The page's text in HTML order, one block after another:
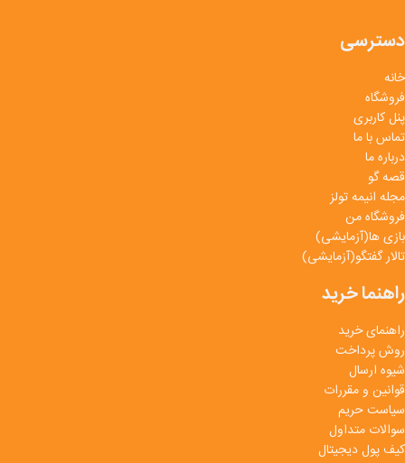
دسترسی
خانه
فروشگاه
پنل کاربری
تماس با ما
درباره ما
قصه گو
مجله انیمه تولز
فروشگاه من
بازی ها(آزمایشی)
تالار گفتگو(آزمایشی)
راهنما خرید
راهنمای خرید
روش پرداخت
شیوه ارسال
قوانین و مقررات
سیاست حریم
سوالات متداول
کیف پول دیجیتال